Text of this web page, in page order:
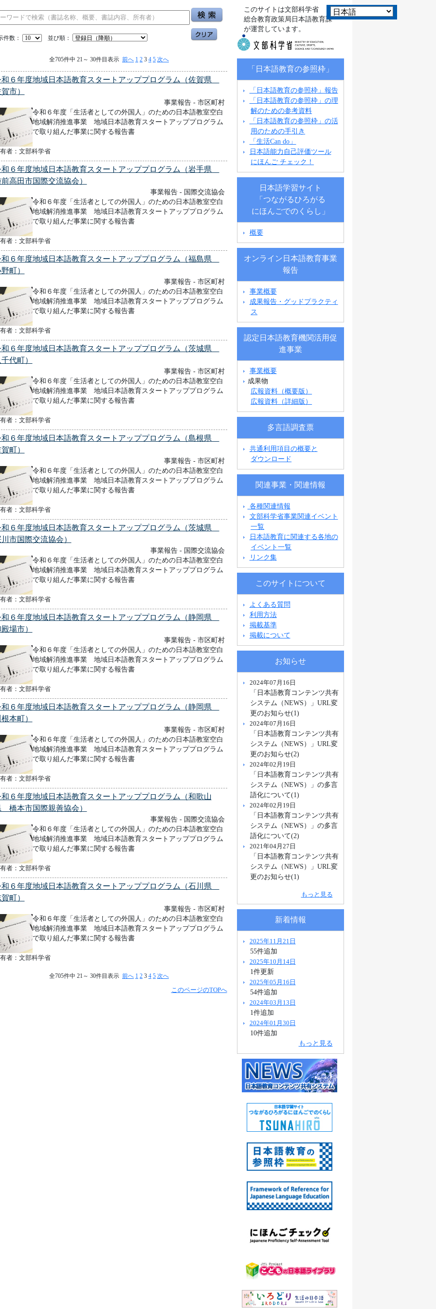
件数： 並び順：
全705件中 21～ 30件目表示 前へ 1 2 3 4 5 次へ
６年度地域日本語教育スタートアッププログラム（佐賀県
市）
事業報告 - 市区町村
令和６年度「生活者としての外国人」のための日本語教室空白
地域解消推進事業 地域日本語教育スタートアッププログラム
で取り組んだ事業に関する報告書
者：文部科学省
６年度地域日本語教育スタートアッププログラム（岩手県
高田市国際交流協会）
事業報告 - 国際交流協会
令和６年度「生活者としての外国人」のための日本語教室空白
地域解消推進事業 地域日本語教育スタートアッププログラム
で取り組んだ事業に関する報告書
者：文部科学省
６年度地域日本語教育スタートアッププログラム（福島県
町）
事業報告 - 市区町村
令和６年度「生活者としての外国人」のための日本語教室空白
地域解消推進事業 地域日本語教育スタートアッププログラム
で取り組んだ事業に関する報告書
者：文部科学省
６年度地域日本語教育スタートアッププログラム（茨城県
代町）
事業報告 - 市区町村
令和６年度「生活者としての外国人」のための日本語教室空白
地域解消推進事業 地域日本語教育スタートアッププログラム
で取り組んだ事業に関する報告書
者：文部科学省
６年度地域日本語教育スタートアッププログラム（島根県
町）
事業報告 - 市区町村
令和６年度「生活者としての外国人」のための日本語教室空白
地域解消推進事業 地域日本語教育スタートアッププログラム
で取り組んだ事業に関する報告書
者：文部科学省
６年度地域日本語教育スタートアッププログラム（茨城県
市国際交流協会）
事業報告 - 国際交流協会
令和６年度「生活者としての外国人」のための日本語教室空白
地域解消推進事業 地域日本語教育スタートアッププログラム
で取り組んだ事業に関する報告書
者：文部科学省
６年度地域日本語教育スタートアッププログラム（静岡県
場市）
事業報告 - 市区町村
令和６年度「生活者としての外国人」のための日本語教室空白
地域解消推進事業 地域日本語教育スタートアッププログラム
で取り組んだ事業に関する報告書
者：文部科学省
６年度地域日本語教育スタートアッププログラム（静岡県
本町）
事業報告 - 市区町村
令和６年度「生活者としての外国人」のための日本語教室空白
地域解消推進事業 地域日本語教育スタートアッププログラム
で取り組んだ事業に関する報告書
者：文部科学省
６年度地域日本語教育スタートアッププログラム（和歌山
橋本市国際親善協会）
事業報告 - 国際交流協会
令和６年度「生活者としての外国人」のための日本語教室空白
地域解消推進事業 地域日本語教育スタートアッププログラム
で取り組んだ事業に関する報告書
者：文部科学省
６年度地域日本語教育スタートアッププログラム（石川県
町）
事業報告 - 市区町村
令和６年度「生活者としての外国人」のための日本語教室空白
地域解消推進事業 地域日本語教育スタートアッププログラム
で取り組んだ事業に関する報告書
者：文部科学省
全705件中 21～ 30件目表示 前へ 1 2 3 4 5 次へ
このページのTOPへ
このサイトは文部科学省
総合教育政策局日本語教育課
が運営しています。
「日本語教育の参照枠」
「日本語教育の参照枠」報告
「日本語教育の参照枠」の理
解のための参考資料
「日本語教育の参照枠」の活
用のための手引き
「生活Can do」
日本語能力自己評価ツール
にほんご チェック！
日本語学習サイト
「つながるひろがる
にほんごでのくらし」
概要
オンライン日本語教育事業
報告
事業概要
成果報告・グッドプラクティ
ス
認定日本語教育機関活用促
進事業
事業概要
成果物
広報資料（概要版）
広報資料（詳細版）
多言語調査票
共通利用項目の概要と
ダウンロード
関連事業・関連情報
各種関連情報
文部科学省事業関連イベント
一覧
日本語教育に関連する各地の
イベント一覧
リンク集
このサイトについて
よくある質問
利用方法
掲載基準
掲載について
お知らせ
2024年07月16日
「日本語教育コンテンツ共有
システム（NEWS）」URL変
更のお知らせ(1)
2024年07月16日
「日本語教育コンテンツ共有
システム（NEWS）」URL変
更のお知らせ(2)
2024年02月19日
「日本語教育コンテンツ共有
システム（NEWS）」の多言
語化について(1)
2024年02月19日
「日本語教育コンテンツ共有
システム（NEWS）」の多言
語化について(2)
2021年04月27日
「日本語教育コンテンツ共有
システム（NEWS）」URL変
更のお知らせ(1)
もっと見る
新着情報
2025年11月21日
55件追加
2025年10月14日
1件更新
2025年05月16日
54件追加
2024年03月13日
1件追加
2024年01月30日
10件追加
もっと見る